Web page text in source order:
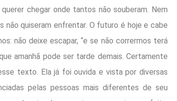
chegar onde tantos não souberam. Nem
não quiseram enfrentar. O futuro é hoje e cabe
não deixe escapar, “e se não corrermos terá
amanhã pode ser tarde demais. Certamente
texto. Ela já foi ouvida e vista por diversas
pelas pessoas mais diferentes de seu